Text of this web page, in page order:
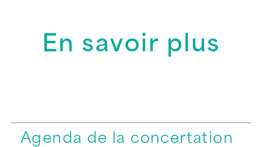
En savoir plus
Agenda de la concertation